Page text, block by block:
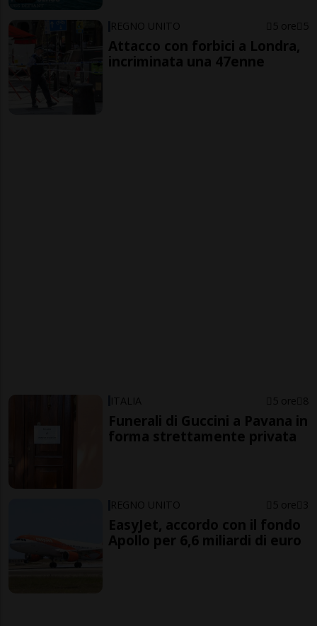
REGNO UNITO 5 ore 5
Attacco con forbici a Londra,
incriminata una 47enne
ITALIA 5 ore 8
Funerali di Guccini a Pavana in
forma strettamente privata
REGNO UNITO 5 ore 3
EasyJet, accordo con il fondo
Apollo per 6,6 miliardi di euro